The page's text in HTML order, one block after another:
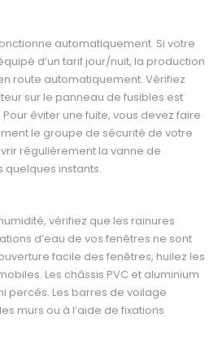
automatiquement. Si votre
d’un tarif jour/nuit, la production
route automatiquement. Vérifiez
sur le panneau de fusibles est
éviter une fuite, vous devez faire
le groupe de sécurité de votre
régulièrement la vanne de
quelques instants.
vérifiez que les rainures
d’eau de vos fenêtres ne sont
facile des fenêtres, huilez les
Les châssis PVC et aluminium
percés. Les barres de voilage
murs ou à l’aide de fixations